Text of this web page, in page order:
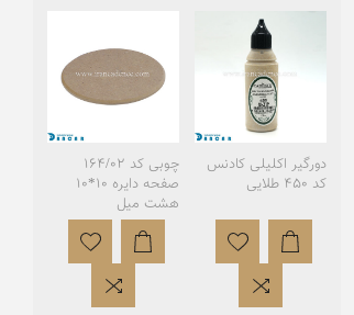
دورگیر اکلیلی کادنس
کد 450 طلایی
چوبی کد 164/02
صفحه دایره 10*10
هشت میل